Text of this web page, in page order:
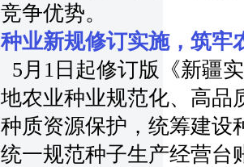
竞争优势。
种业新规修订实施，筑牢
5月1日起修订版《新疆
地农业种业规范化、高品
种质资源保护，统筹建设
统一规范种子生产经营台